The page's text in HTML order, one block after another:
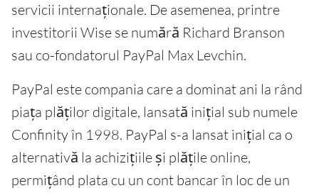
servicii internaționale. De asemenea, printre
investitorii Wise se numără Richard Branson
sau co-fondatorul PayPal Max Levchin.
PayPal este compania care a dominat ani la rând
piața plăților digitale, lansată inițial sub numele
Confinity în 1998. PayPal s-a lansat inițial ca o
alternativă la achizițiile și plățile online,
permițând plata cu un cont bancar în loc de un